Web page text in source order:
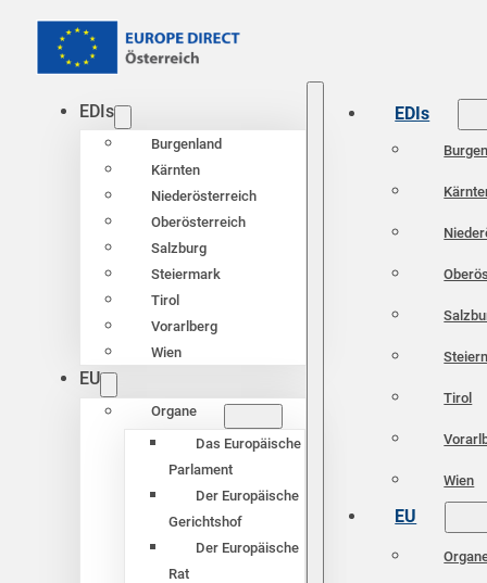
EDIs
Burgenland
Kärnten
Niederösterreich
Oberösterreich
Salzburg
Steiermark
Tirol
Vorarlberg
Wien
EU
Organe
Das Europäische
Parlament
Der Europäische
Gerichtshof
Der Europäische
Rat
EDIs
Tirol
Wien
EU